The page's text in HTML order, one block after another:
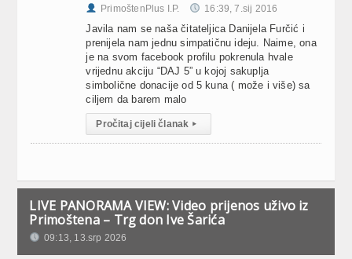
PrimoštenPlus I.P. 16:39, 7.sij 2016
Javila nam se naša čitateljica Danijela Furčić i
prenijela nam jednu simpatičnu ideju. Naime, ona
je na svom facebook profilu pokrenula hvale
vrijednu akciju “DAJ 5” u kojoj sakuplja
simbolične donacije od 5 kuna ( može i više) sa
ciljem da barem malo
Pročitaj cijeli članak ▸
LIVE PANORAMA VIEW: Video prijenos uživo iz
Primoštena – Trg don Ive Šarića
09:13, 13.srp 2026